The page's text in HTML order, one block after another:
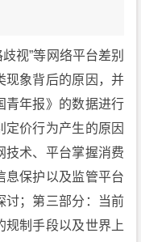
视”等网络平台差别
现象背后的原因，并
青年报》的数据进行
价行为产生的原因
技术、平台掌握消费
息保护以及监管平台
讨；第三部分：当前
规制手段以及世界上